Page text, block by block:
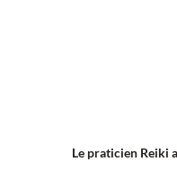
Le praticien Reiki